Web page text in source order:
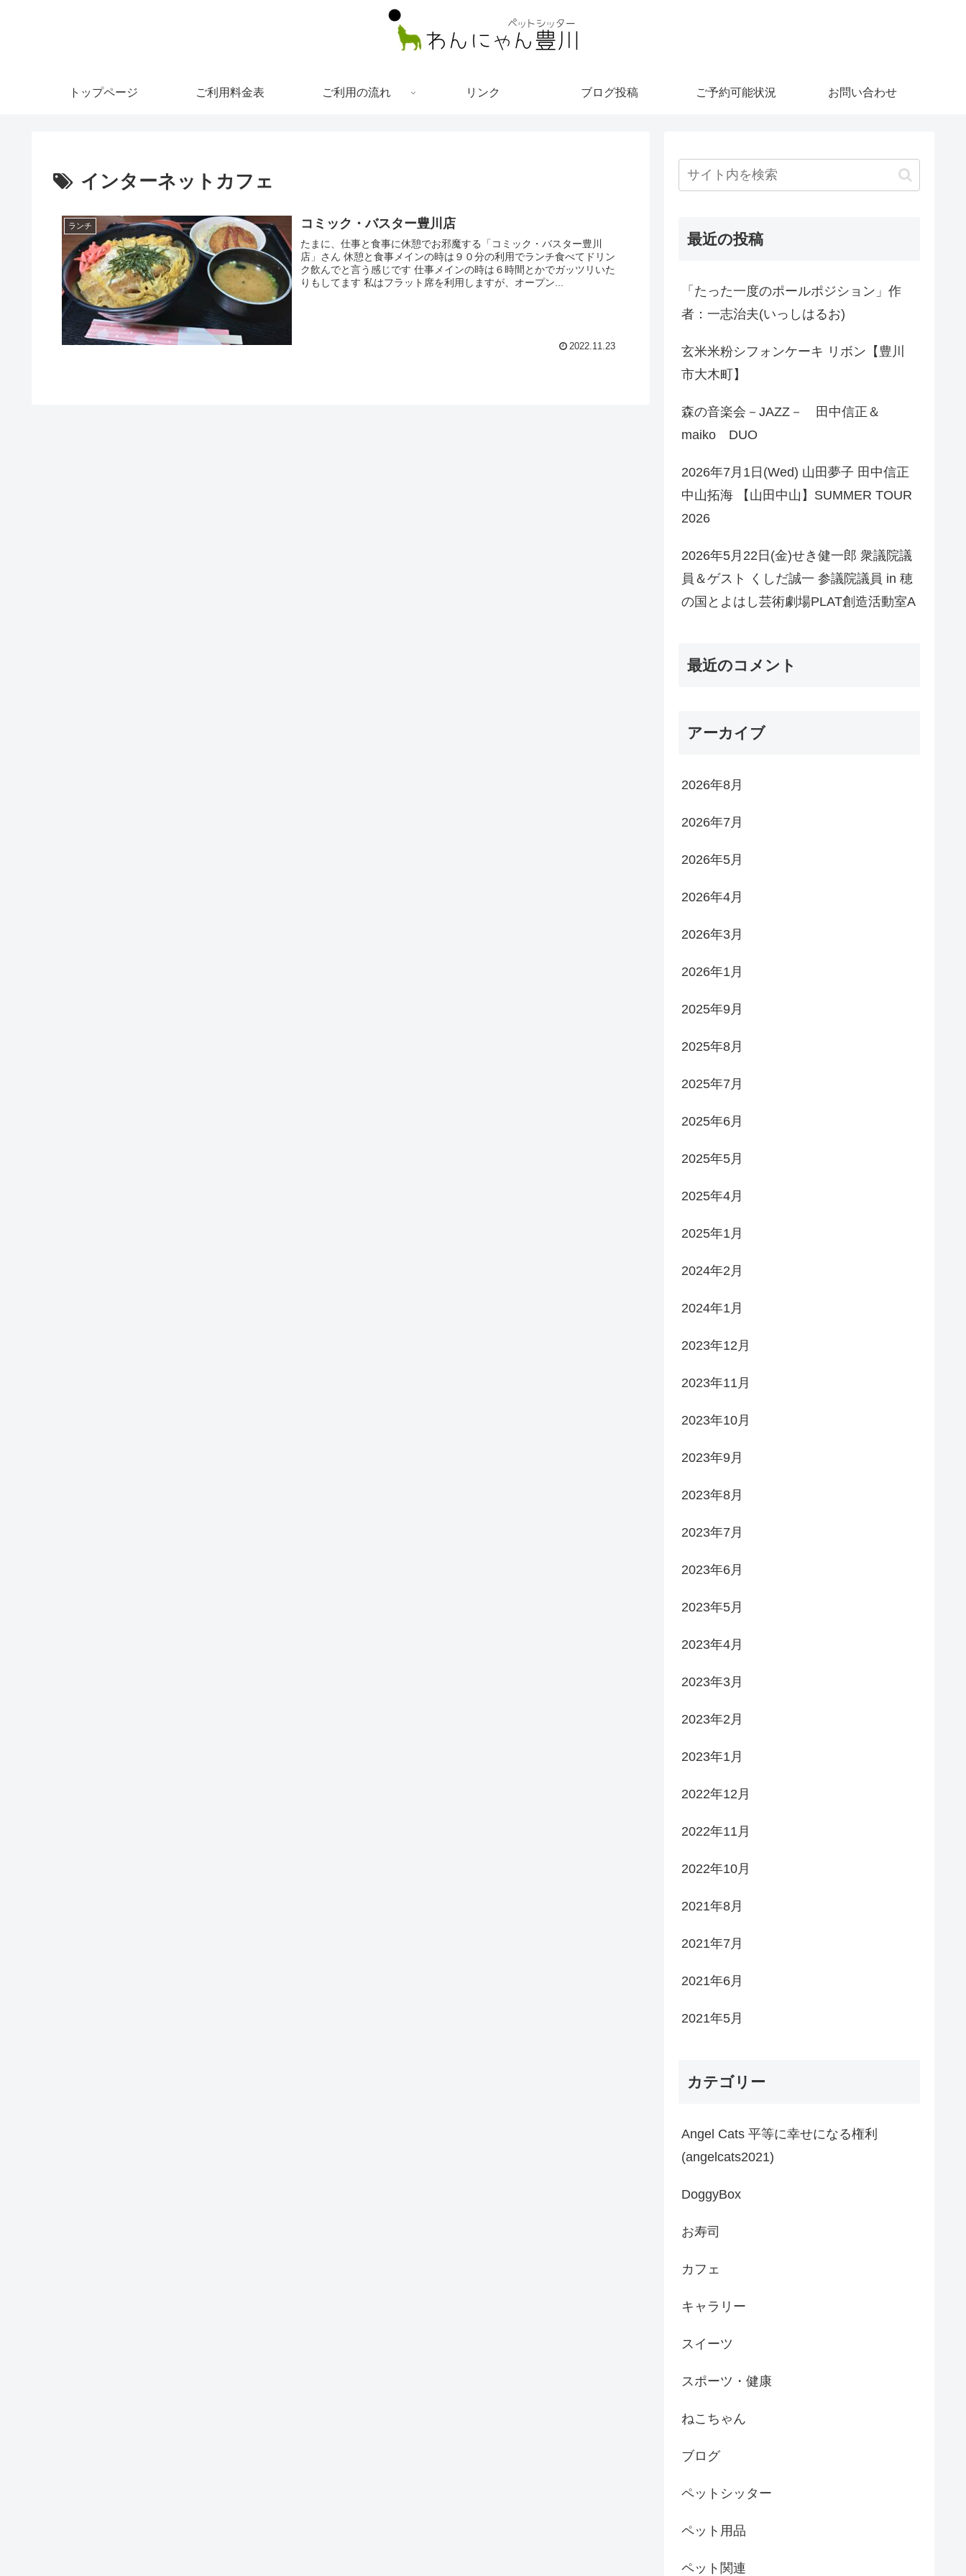
トップページ ご利用料金表 ご利用の流れ リンク ブログ投稿 ご予約可能状況 お問い合わせ
インターネットカフェ
ランチ コミック・バスター豊川店
たまに、仕事と食事に休憩でお邪魔する「コミック・バスター豊川
店」さん 休憩と食事メインの時は９０分の利用でランチ食べてドリン
ク飲んでと言う感じです 仕事メインの時は６時間とかでガッツリいた
りもしてます 私はフラット席を利用しますが、オープン...
2022.11.23
最近の投稿
「たった一度のポールポジション」作
者：一志治夫(いっしはるお)
玄米米粉シフォンケーキ リボン【豊川
市大木町】
森の音楽会－JAZZ－ 田中信正＆
maiko DUO
2026年7月1日(Wed) 山田夢子 田中信正
中山拓海 【山田中山】SUMMER TOUR
2026
2026年5月22日(金)せき健一郎 衆議院議
員＆ゲスト くしだ誠一 参議院議員 in 穂
の国とよはし芸術劇場PLAT創造活動室A
最近のコメント
アーカイブ
2026年8月
2026年7月
2026年5月
2026年4月
2026年3月
2026年1月
2025年9月
2025年8月
2025年7月
2025年6月
2025年5月
2025年4月
2025年1月
2024年2月
2024年1月
2023年12月
2023年11月
2023年10月
2023年9月
2023年8月
2023年7月
2023年6月
2023年5月
2023年4月
2023年3月
2023年2月
2023年1月
2022年12月
2022年11月
2022年10月
2021年8月
2021年7月
2021年6月
2021年5月
カテゴリー
Angel Cats 平等に幸せになる権利
(angelcats2021)
DoggyBox
お寿司
カフェ
キャラリー
スイーツ
スポーツ・健康
ねこちゃん
ブログ
ペットシッター
ペット用品
ペット関連